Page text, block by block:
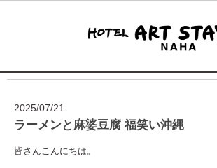
2025/07/21
ラーメンと麻婆豆腐 福笑い沖縄
皆さんこんにちは。